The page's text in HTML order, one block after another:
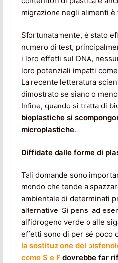
migrazione negli alimenti è
Sfortunatamente, è stato
numero di test,
i loro effetti sul DNA,
loro potenziali impatti come
La recente letteratura
dimostrato se siano o
Infine, quando si tratta di
bioplastiche si
microplastiche.
Diffidate dalle forme di
Tali domande sono
mondo che tende a
ambientale di determinati
alternative. Si pensi ad
all’idrogeno verde o alle
effetti sono di per sé poco
la sostituzione del
come S e F dovrebbe far